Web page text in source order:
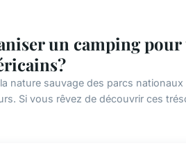
un camping
nature sauvage des parcs
Si vous rêvez de découvrir ces